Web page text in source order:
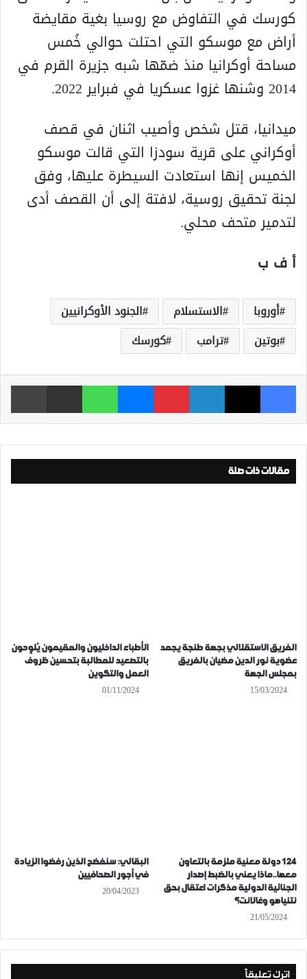
كورسك في التفاوض مع روسيا بغية مقايضة
أراض مع موسكو التي احتلت حوالي خُمس
مساحة أوكرانيا منذ ضمّها شبه جزيرة القرم في
2014 وشنها غزوا عسكريا في فبراير 2022.
ميدانيا، قتل شخص وأصيب اثنان في قصف
أوكراني على قرية سودزا التي قالت موسكو
الخميس إنها استعادت السيطرة عليها، وفق
لجنة تحقيق روسية، لافتة إلى أن القصف أدى
لتدمير متحف محلي.
أ ف ب
أوروبا الاستسلام
الجنود الأوكرانيين
بوتين
ترامب كورسك
فيسبوك ‫X لينكدإن بينتيريست ماسنجر واتساب مشاركة عبر البريد
مقالات ذات صلة
الفريق الاستقلالي بجهة طنجة يجمد
عضوية نور الدين مضيان بالفريق
بمجلس الجهة
15/03/2024
الأطباء الداخليون والمقيمون يُلوِحون
بالتصعيد للمطالبة بتحسين ظروف
العمل والتكوين
01/11/2024
124 دولة معنية ملزمة بالتعاون
معها..ماذا يعني بالضبط إصدار
الجنائية الدولية مذكرات اعتقال بحق
نتنياهو وغالانت؟
21/05/2024
البقالي: سنفضح الذين رفضوا الزيادة
في أجور الصحافيين
20/04/2023
اترك تعليقاً